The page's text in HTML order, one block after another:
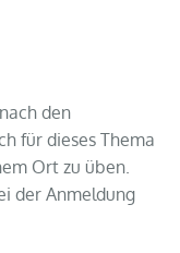
den
für dieses Thema
Ort zu üben.
der Anmeldung